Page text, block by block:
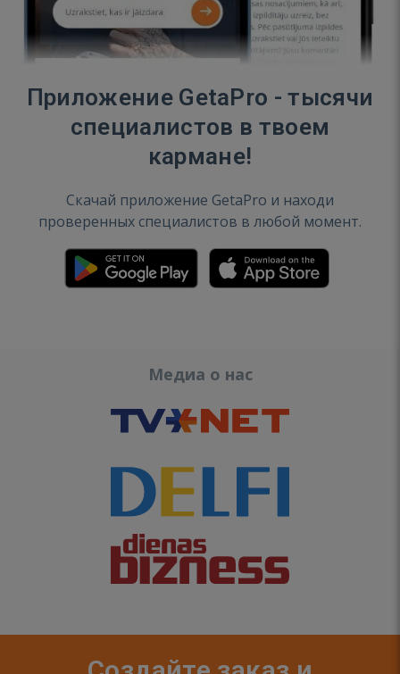
Приложение GetaPro - тысячи
специалистов в твоем
кармане!
Скачай приложение GetaPro и находи
проверенных специалистов в любой момент.
Медиа о нас